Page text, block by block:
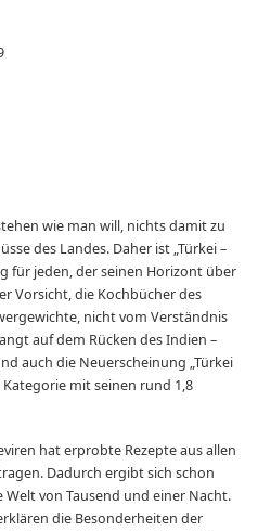
wie man will, nichts damit zu
des Landes. Daher ist „Türkei –
für jeden, der seinen Horizont über
Vorsicht, die Kochbücher des
nicht vom Verständnis
auf dem Rücken des Indien –
auch die Neuerscheinung „Türkei
mit seinen rund 1,8
hat erprobte Rezepte aus allen
Dadurch ergibt sich schon
von Tausend und einer Nacht.
die Besonderheiten der